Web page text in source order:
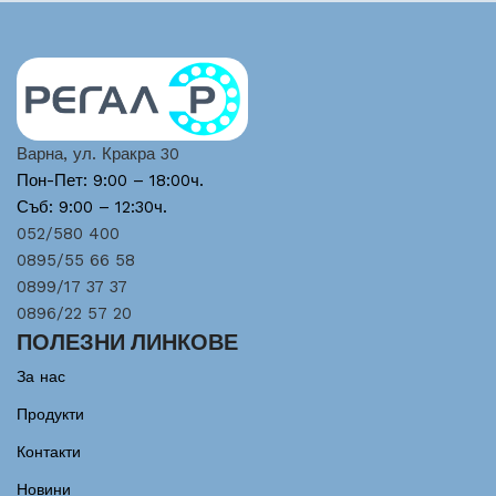
Варна, ул. Кракра 30
Пон-Пет: 9:00 – 18:00ч.
Съб: 9:00 – 12:30ч.
052/580 400
0895/55 66 58
0899/17 37 37
0896/22 57 20
ПОЛЕЗНИ ЛИНКОВЕ
За нас
Продукти
Контакти
Новини